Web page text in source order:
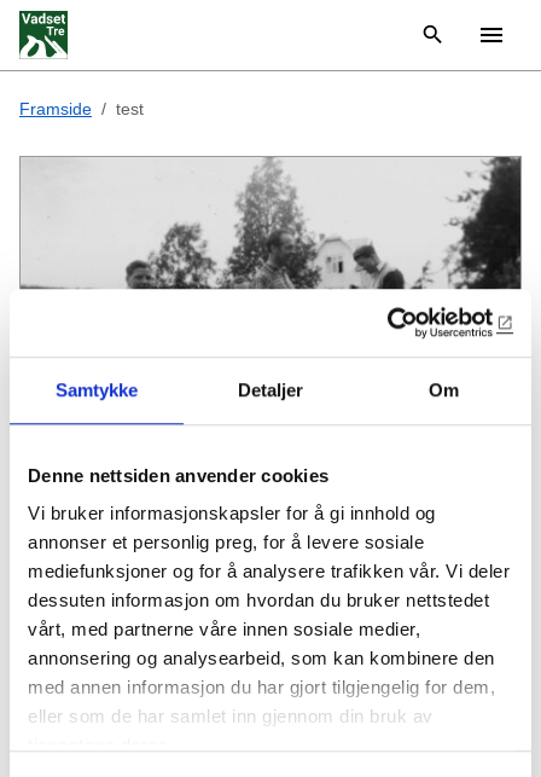
Samtykke Detaljer Om
Denne nettsiden anvender cookies
Vi bruker informasjonskapsler for å gi innhold og
annonser et personlig preg, for å levere sosiale
mediefunksjoner og for å analysere trafikken vår. Vi deler
dessuten informasjon om hvordan du bruker nettstedet
vårt, med partnerne våre innen sosiale medier,
annonsering og analysearbeid, som kan kombinere den
med annen informasjon du har gjort tilgjengelig for dem,
eller som de har samlet inn gjennom din bruk av
Framside test